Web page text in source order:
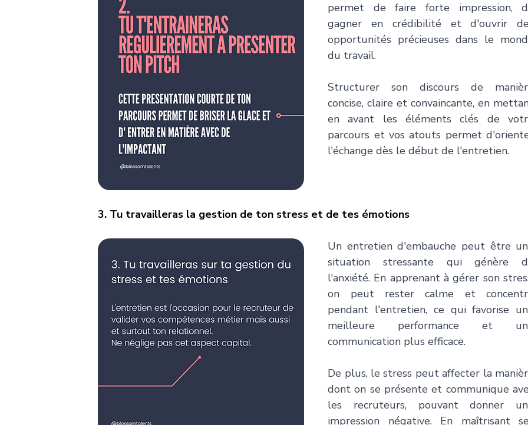
permet de faire forte impression,
gagner en crédibilité et d'ouvrir
opportunités précieuses dans le
du travail.
Structurer son discours de
concise, claire et convaincante, en
en avant les éléments clés de
parcours et vos atouts permet
l'échange dès le début de l'entretien.
3. Tu travailleras la gestion de ton stress et de tes émotions
Un entretien d'embauche peut être
situation stressante qui génère
l'anxiété. En apprenant à gérer son
on peut rester calme et
pendant l'entretien, ce qui favorise
meilleure performance et
communication plus efficace.
De plus, le stress peut affecter la
dont on se présente et communique
les recruteurs, pouvant donner
impression négative. En maîtrisant